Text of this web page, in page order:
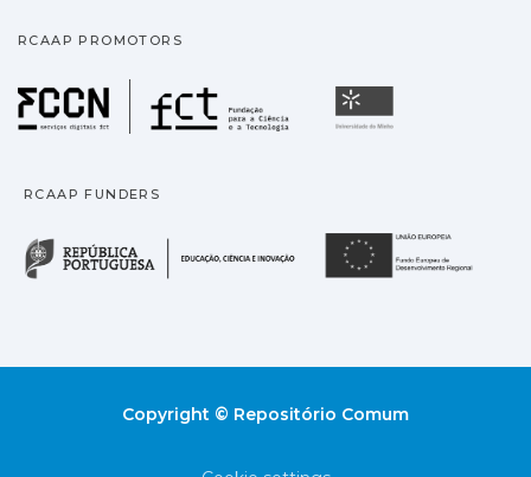
RCAAP PROMOTORS
Fundação para a
RCAAP FUNDERS
República Portuguesa
Copyright © Repositório Comum